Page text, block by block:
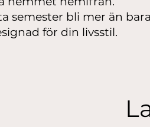
semester bli mer än
för din livsstil.